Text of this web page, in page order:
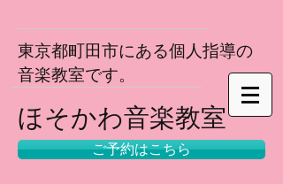
東京都町田市にある個人指導の
音楽教室です。
ご予約はこちら
​ほそかわ音楽教室